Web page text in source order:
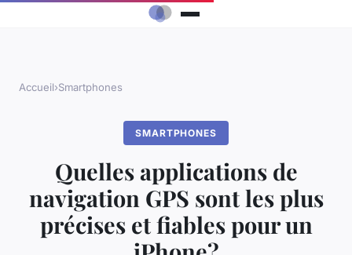
Accueil›Smartphones
SMARTPHONES
Quelles applications de
navigation GPS sont les plus
précises et fiables pour un